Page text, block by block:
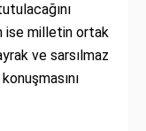
ise milletin ortak
ve sarsılmaz